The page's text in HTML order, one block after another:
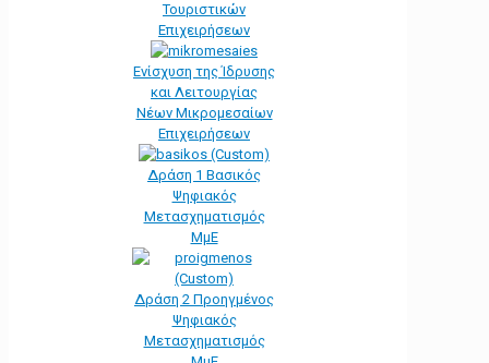
Τουριστικών
Επιχειρήσεων
Ενίσχυση της Ίδρυσης
και Λειτουργίας
Νέων Μικρομεσαίων
Επιχειρήσεων
Δράση 1 Βασικός
Ψηφιακός
Μετασχηματισμός
ΜμΕ
Δράση 2 Προηγμένος
Ψηφιακός
Μετασχηματισμός